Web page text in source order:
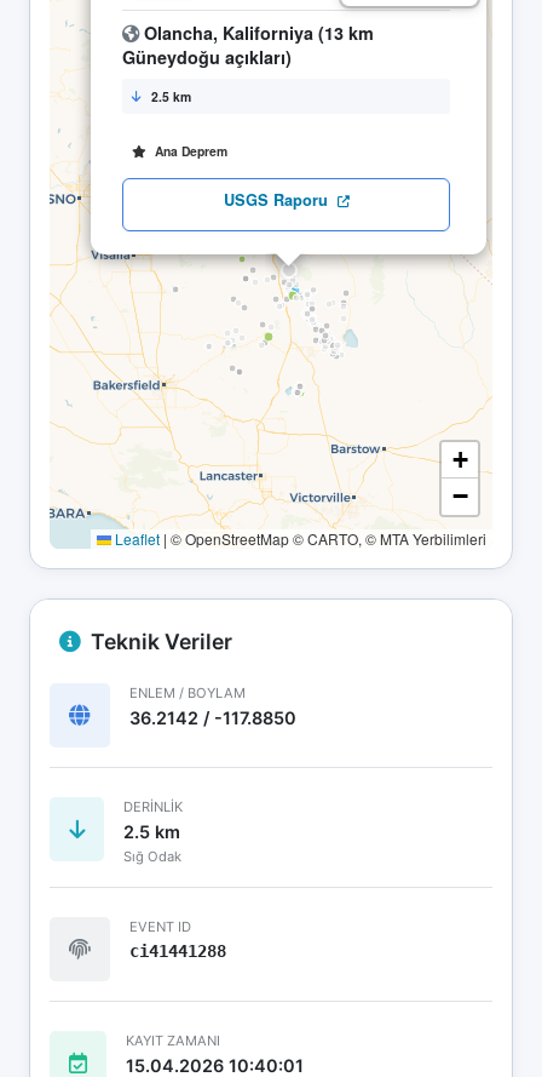
Olancha, Kaliforniya (13 km
Güneydoğu açıkları)
2.5 km
Ana Deprem
USGS Raporu
+
−
Leaflet | © OpenStreetMap © CARTO, © MTA Yerbilimleri
Teknik Veriler
ENLEM / BOYLAM
36.2142 / -117.8850
DERINLIK
2.5 km
Sığ Odak
EVENT ID
ci41441288
KAYIT ZAMANI
15.04.2026 10:40:01